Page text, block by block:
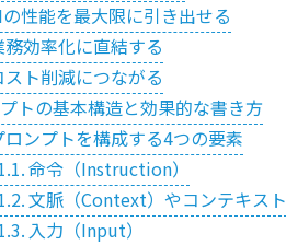
性能を最大限に引き出せる
務効率化に直結する
スト削減につながる
トの基本構造と効果的な書き方
ロンプトを構成する4つの要素
命令（Instruction）
文脈（Context）やコンテキスト
入力（Input）